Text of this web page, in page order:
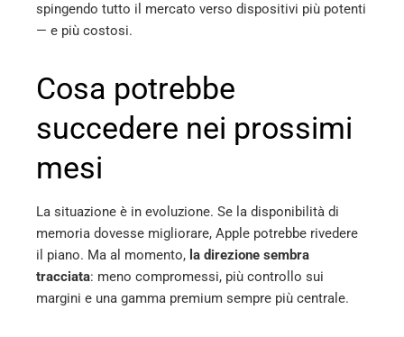
spingendo tutto il mercato verso dispositivi più potenti
— e più costosi.
Cosa potrebbe
succedere nei prossimi
mesi
La situazione è in evoluzione. Se la disponibilità di
memoria dovesse migliorare, Apple potrebbe rivedere
il piano. Ma al momento, la direzione sembra
tracciata: meno compromessi, più controllo sui
margini e una gamma premium sempre più centrale.